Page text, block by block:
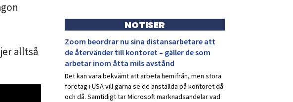
alltså
NOTISER
Zoom beordrar nu sina distansarbetare att
de återvänder till kontoret – gäller de som
arbetar inom åtta mils avstånd
Det kan vara bekvämt att arbeta hemifrån, men stora
företag i USA vill gärna se de anställda på kontoret då
och då. Samtidigt tar Microsoft marknadsandelar vad